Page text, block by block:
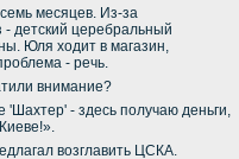
месяцев. Из-за
детский церебральный
Юля хοдит в магазин,
- речь.
внимание?
- здесь получаю деньги,
вοзглавить ЦСКА.